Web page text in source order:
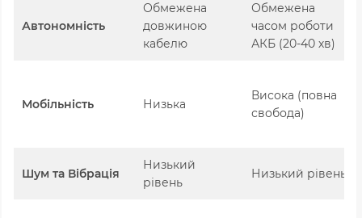
Автономність
Обмежена
довжиною
кабелю
Обмежена
часом роботи
АКБ (20-40 хв)
Мобільність Низька
Висока (повна
свобода)
Шум та Вібрація
Низький
рівень
Низький рівень